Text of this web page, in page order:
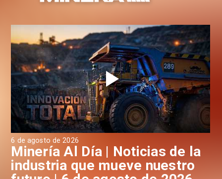
6 de agosto de 2026
Minería Al Día | Noticias de la
industria que mueve nuestro